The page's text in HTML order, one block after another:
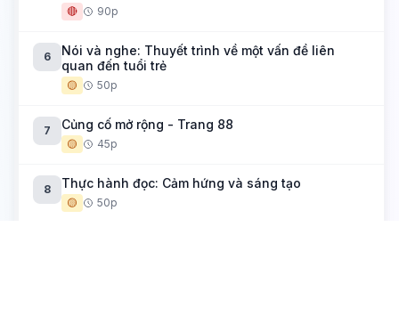
🔴 90p
6
Nói và nghe: Thuyết trình về một vấn đề liên
quan đến tuổi trẻ
🟡 50p
7 Củng cố mở rộng - Trang 88
🟡 45p
8 Thực hành đọc: Cảm hứng và sáng tạo
🟡 50p